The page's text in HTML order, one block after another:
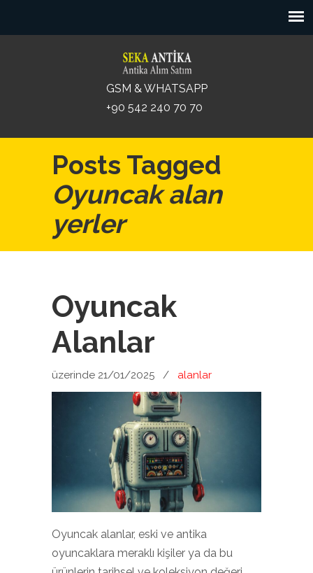
GSM & WHATSAPP
+90 542 240 70 70
Posts Tagged
Oyuncak alan
yerler
Oyuncak
Alanlar
üzerinde 21/01/2025 / alanlar
Oyuncak alanlar, eski ve antika
oyuncaklara meraklı kişiler ya da bu